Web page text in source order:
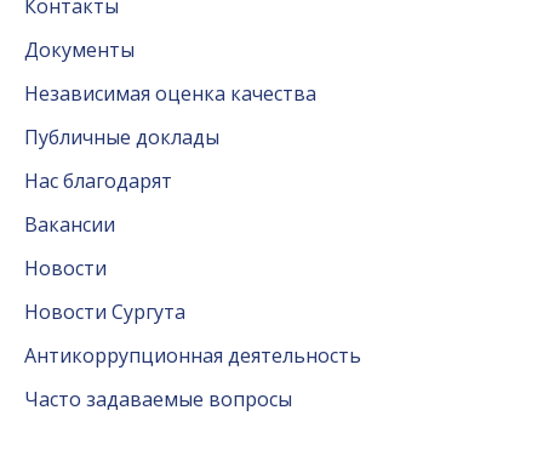
Контакты
Документы
Независимая оценка качества
Публичные доклады
Нас благодарят
Вакансии
Новости
Новости Сургута
Антикоррупционная деятельность
Часто задаваемые вопросы